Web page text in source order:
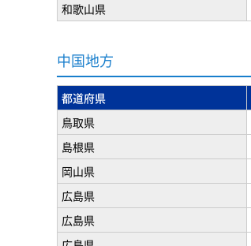
和歌山県
中国地方
都道府県
鳥取県
島根県
岡山県
広島県
広島県